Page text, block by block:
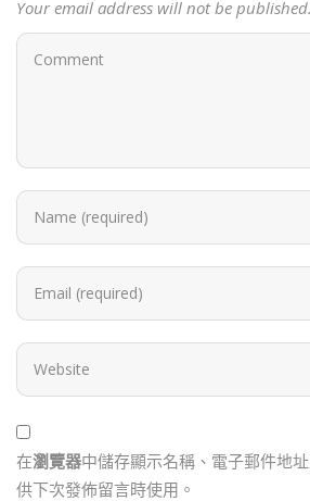
Your email address will not be published.
在瀏覽器中儲存顯示名稱、電子郵件地
供下次發佈留言時使用。